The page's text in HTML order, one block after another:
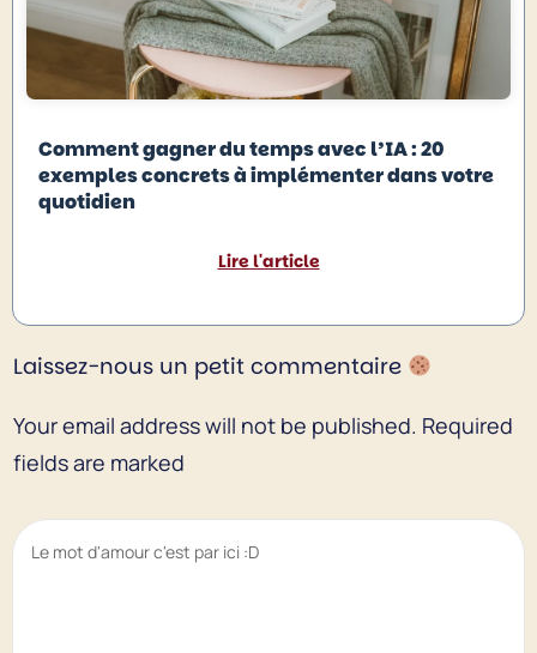
Comment gagner du temps avec l’IA : 20
exemples concrets à implémenter dans votre
quotidien
Lire l'article
Laissez-nous un petit commentaire
Your email address will not be published. Required
fields are marked